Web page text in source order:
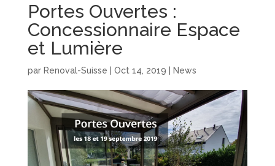
Portes Ouvertes :
Concessionnaire Espace
et Lumière
par Renoval-Suisse Oct 14, 2019 News